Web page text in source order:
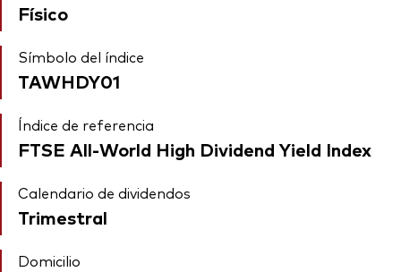
Físico
Símbolo del índice
TAWHDY01
Índice de referencia
FTSE All-World High Dividend Yield Index
Calendario de dividendos
Trimestral
Domicilio